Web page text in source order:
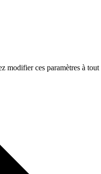
modifier ces paramètres à tout